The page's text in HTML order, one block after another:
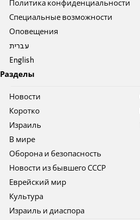
Политика конфиденциальности
Специальные возможности
Оповещения
עברית
English
Разделы
Новости
Коротко
Израиль
В мире
Оборона и безопасность
Новости из бывшего СССР
Еврейский мир
Культура
Израиль и диаспора